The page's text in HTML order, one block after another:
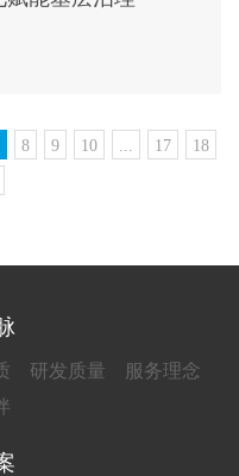
8 9 10 17
18
研发质量
服务理念